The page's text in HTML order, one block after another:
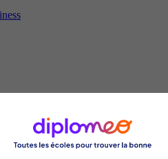
par ville les plus